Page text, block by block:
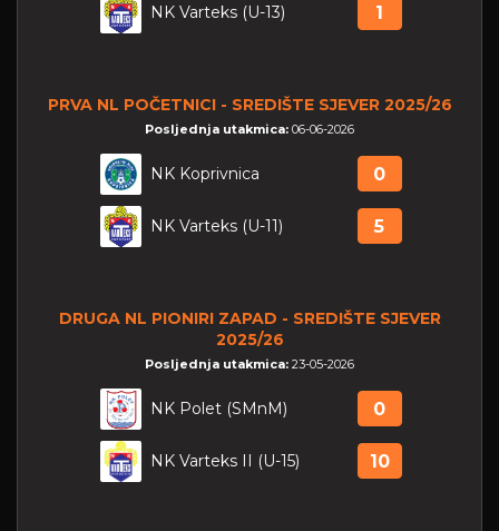
NK Varteks (U-13) 1
PRVA NL POČETNICI - SREDIŠTE SJEVER 2025/26
Posljednja utakmica: 06-06-2026
NK Koprivnica 0
NK Varteks (U-11) 5
DRUGA NL PIONIRI ZAPAD - SREDIŠTE SJEVER
2025/26
Posljednja utakmica: 23-05-2026
NK Polet (SMnM) 0
NK Varteks II (U-15) 10